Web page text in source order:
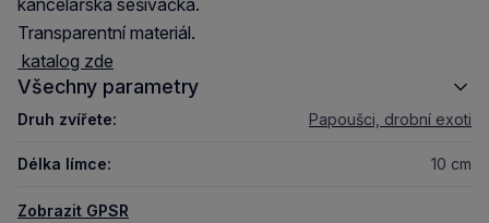
kancelářská sešívačka.
Transparentní materiál.
katalog zde
Všechny parametry
Druh zvířete: Papoušci, drobní exoti
Délka límce: 10 cm
Zobrazit GPSR